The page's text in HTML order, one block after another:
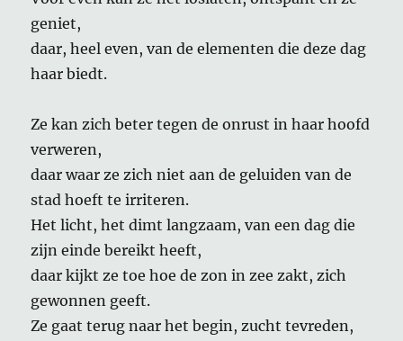
geniet,
daar, heel even, van de elementen die deze dag
haar biedt.
Ze kan zich beter tegen de onrust in haar hoofd
verweren,
daar waar ze zich niet aan de geluiden van de
stad hoeft te irriteren.
Het licht, het dimt langzaam, van een dag die
zijn einde bereikt heeft,
daar kijkt ze toe hoe de zon in zee zakt, zich
gewonnen geeft.
Ze gaat terug naar het begin, zucht tevreden,